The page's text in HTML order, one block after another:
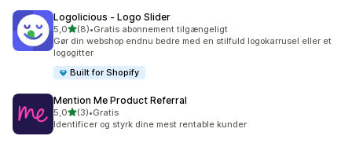
Logolicious ‑ Logo Slider
5,0ud af 5 stjerner
(8)
8 anmeldelser i alt
•Gratis abonnement tilgængeligt
Gør din webshop endnu bedre med en stilfuld logokarrusel eller et
logogitter
Built for Shopify
Mention Me Product Referral
5,0ud af 5 stjerner
(3)
3 anmeldelser i alt
•Gratis
Identificer og styrk dine mest rentable kunder